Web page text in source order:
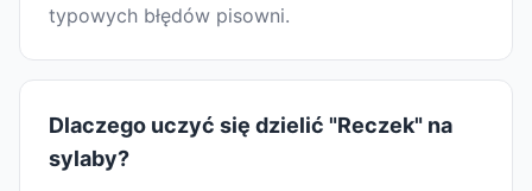
typowych błędów pisowni.
Dlaczego uczyć się dzielić "Reczek" na
sylaby?